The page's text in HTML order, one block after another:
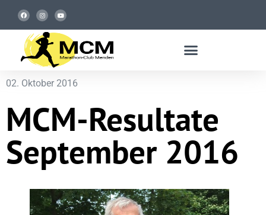
02. Oktober 2016
MCM-Resultate
September 2016